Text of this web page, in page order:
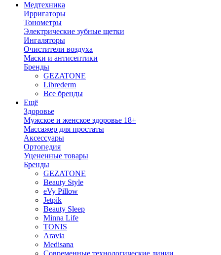
Медтехника
Ирригаторы
Тонометры
Электрические зубные щетки
Ингаляторы
Очистители воздуха
Маски и антисептики
Бренды
GEZATONE
Librederm
Все бренды
Ещё
Здоровье
Мужское и женское здоровье 18+
Массажер для простаты
Аксессуары
Ортопедия
Уцененные товары
Бренды
GEZATONE
Beauty Style
eVy Pillow
Jetpik
Beauty Sleep
Minna Life
TONIS
Aravia
Medisana
Современные технологические линии